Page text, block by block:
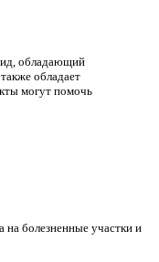
обладающий
обладает
могут помочь
на болезненные участки и